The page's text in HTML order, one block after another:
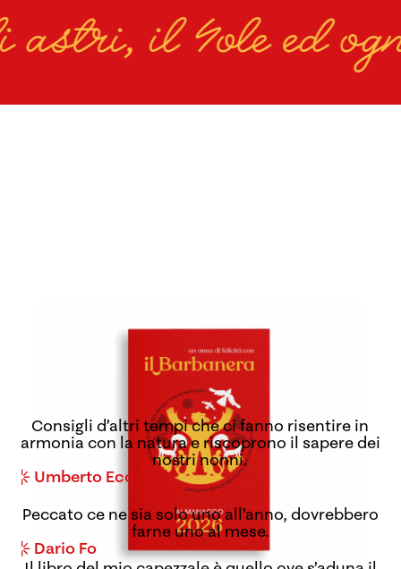
il Sole ed ogni
Consigli d’altri tempi che ci fanno risentire in
armonia con la natura e riscoprono il sapere dei
nostri nonni.
Umberto Eco
Peccato ce ne sia solo uno all’anno, dovrebbero
farne uno al mese.
Dario Fo